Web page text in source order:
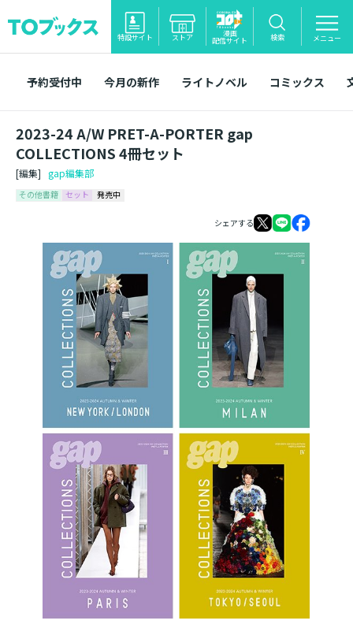
特設サイト ストア 漫画
配信サイト 検索 メニュー
予約受付中 今月の新作 ライトノベル コミックス
2023-24 A/W PRET-A-PORTER gap
COLLECTIONS 4冊セット
[編集] gap編集部
その他書籍 セット 発売中
シェアする